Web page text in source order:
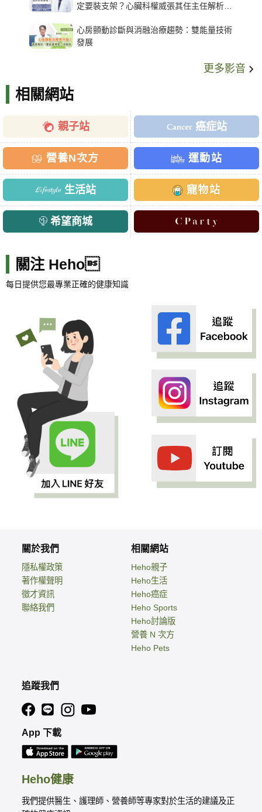
定要裝支架？心臟科權威張其任主任解析支
心房顫動診斷與消融治療趨勢：雙能量技術
發展
更多影音
相關網站
親子站 癌症站
營養N次方 運動站
生活站 寵物站
希望商城
關注 Heho
每日提供您最專業正確的健康知識
Heho健康
我們提供醫生、護理師、營養師等專家對於生活的建議及正
關於我們
隱私權政策
著作權聲明
徵才資訊
聯絡我們
相關網站
Heho親子
Heho生活
Heho癌症
Heho Sports
Heho討論版
營養 N 次方
Heho Pets
追蹤我們
App 下載